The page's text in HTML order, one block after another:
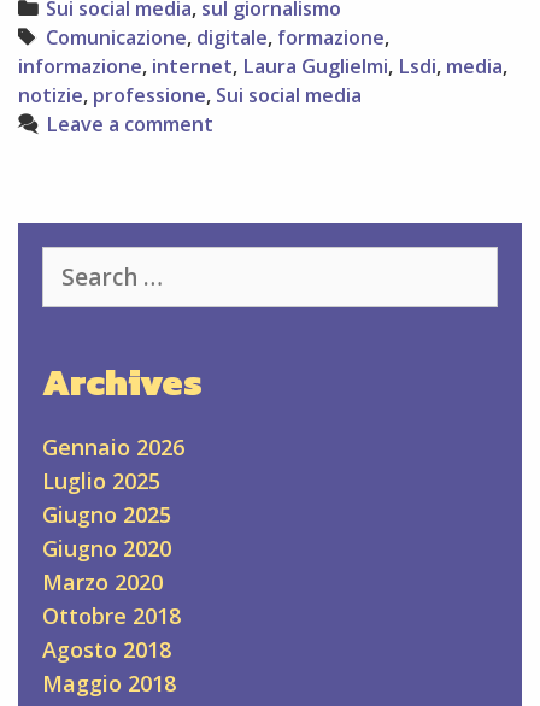
a
Laura
Guglielmi
Categories
Sui social media, sul giornalismo
Tags
Comunicazione, digitale, formazione,
informazione, internet, Laura Guglielmi, Lsdi, media,
notizie, professione, Sui social media
Leave a comment
for:
Archives
Gennaio 2026
Luglio 2025
Giugno 2025
Giugno 2020
Marzo 2020
Ottobre 2018
Agosto 2018
Maggio 2018